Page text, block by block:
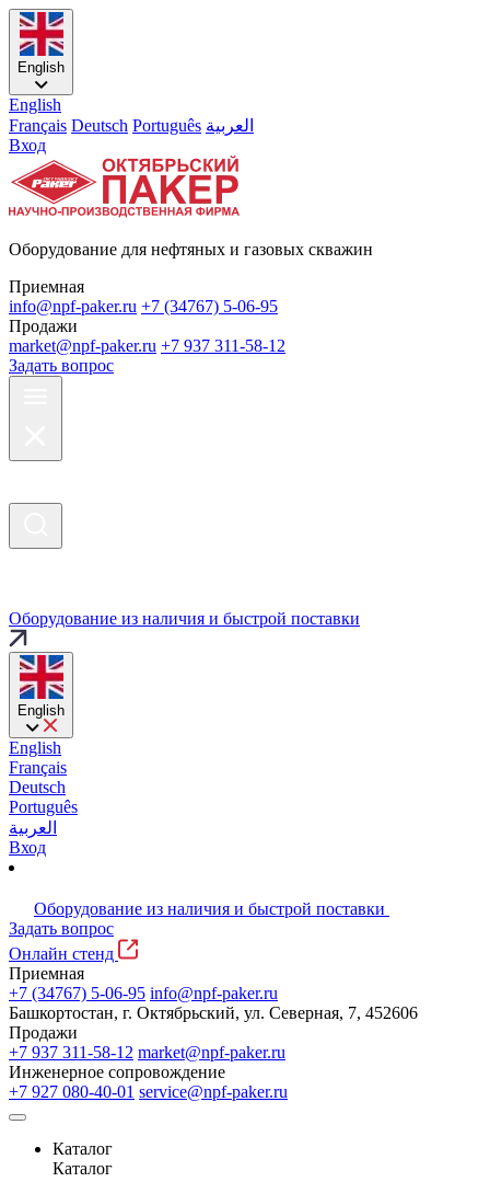
English
English
Français Deutsch Português العربية
Вход
Оборудование для нефтяных и газовых скважин
Приемная
info@npf-paker.ru +7 (34767) 5-06-95
Продажи
market@npf-paker.ru +7 937 311-58-12
Задать вопрос
Оборудование из наличия и быстрой поставки
English
English
Français
Deutsch
Português
العربية
Вход
Оборудование из наличия и быстрой поставки
Задать вопрос
Онлайн стенд
Приемная
+7 (34767) 5-06-95 info@npf-paker.ru
Башкортостан, г. Октябрьский, ул. Северная, 7, 452606
Продажи
+7 937 311-58-12 market@npf-paker.ru
Инженерное сопровождение
+7 927 080-40-01 service@npf-paker.ru
Каталог
Каталог